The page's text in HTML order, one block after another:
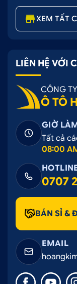
XEM TẤT
LIÊN HỆ VỚI
CÔNG
Ô TÔ
GIỜ
Tất cả
08:00
0707
BÁN SỈ &
EMAIL